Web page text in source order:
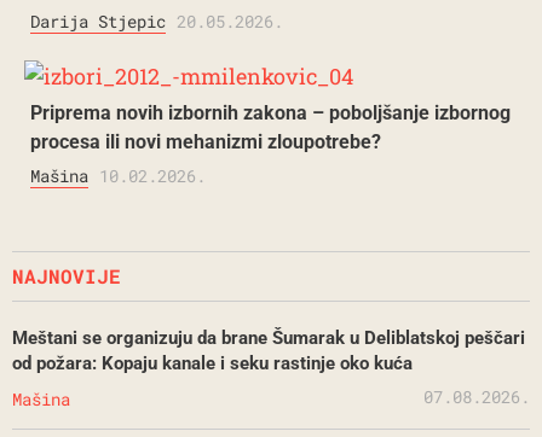
Darija Stjepic 20.05.2026.
Priprema novih izbornih zakona – poboljšanje izbornog
procesa ili novi mehanizmi zloupotrebe?
Mašina 10.02.2026.
NAJNOVIJE
Meštani se organizuju da brane Šumarak u Deliblatskoj peščari
od požara: Kopaju kanale i seku rastinje oko kuća
Mašina 07.08.2026.